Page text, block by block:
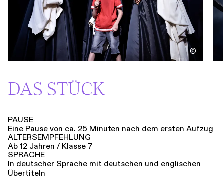
©
DAS STÜCK
PAUSE
Eine Pause von ca. 25 Minuten nach dem ersten Aufzug
ALTERSEMPFEHLUNG
Ab 12 Jahren / Klasse 7
SPRACHE
In deutscher Sprache mit deutschen und englischen
Übertiteln